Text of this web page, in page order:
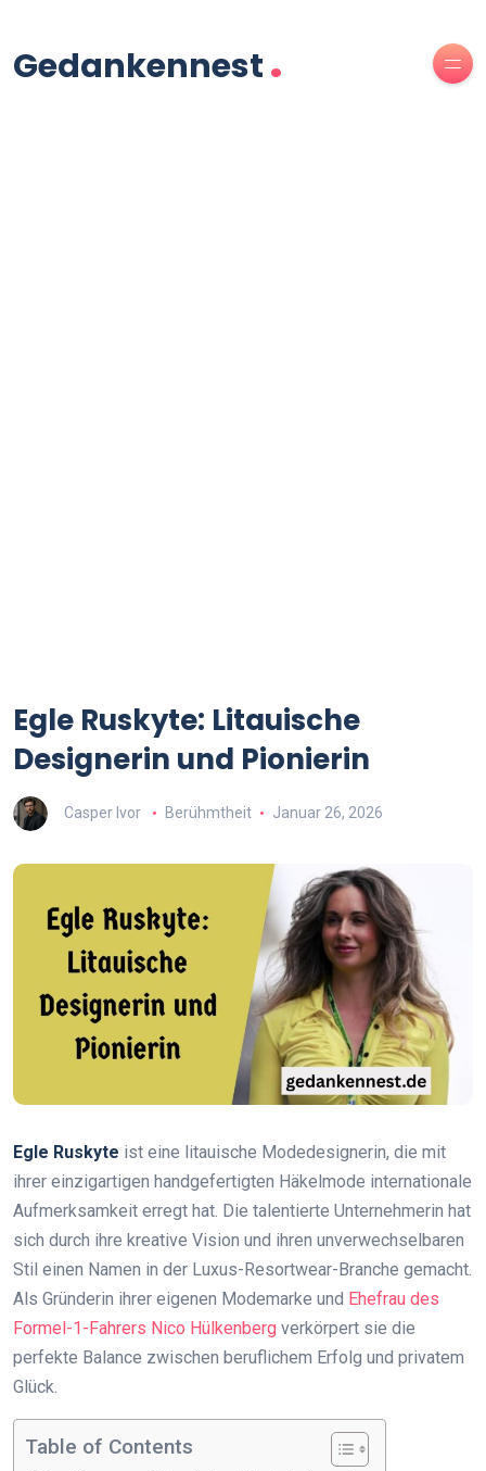
Gedankennest.
Egle Ruskyte: Litauische
Designerin und Pionierin
Casper Ivor Berühmtheit Januar 26, 2026
Egle Ruskyte ist eine litauische Modedesignerin, die mit
ihrer einzigartigen handgefertigten Häkelmode internationale
Aufmerksamkeit erregt hat. Die talentierte Unternehmerin hat
sich durch ihre kreative Vision und ihren unverwechselbaren
Stil einen Namen in der Luxus-Resortwear-Branche gemacht.
Als Gründerin ihrer eigenen Modemarke und Ehefrau des
Formel-1-Fahrers Nico Hülkenberg verkörpert sie die
perfekte Balance zwischen beruflichem Erfolg und privatem
Glück.
Table of Contents